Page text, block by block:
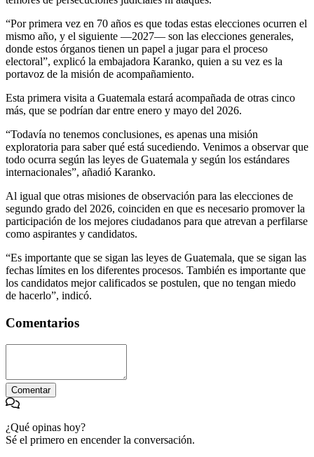
“Por primera vez en 70 años es que todas estas elecciones ocurren el
mismo año, y el siguiente —2027— son las elecciones generales,
donde estos órganos tienen un papel a jugar para el proceso
electoral”, explicó la embajadora Karanko, quien a su vez es la
portavoz de la misión de acompañamiento.
Esta primera visita a Guatemala estará acompañada de otras cinco
más, que se podrían dar entre enero y mayo del 2026.
“Todavía no tenemos conclusiones, es apenas una misión
exploratoria para saber qué está sucediendo. Venimos a observar que
todo ocurra según las leyes de Guatemala y según los estándares
internacionales”, añadió Karanko.
Al igual que otras misiones de observación para las elecciones de
segundo grado del 2026, coinciden en que es necesario promover la
participación de los mejores ciudadanos para que atrevan a perfilarse
como aspirantes y candidatos.
“Es importante que se sigan las leyes de Guatemala, que se sigan las
fechas límites en los diferentes procesos. También es importante que
los candidatos mejor calificados se postulen, que no tengan miedo
de hacerlo”, indicó.
Comentarios
Comentar
¿Qué opinas hoy?
Sé el primero en encender la conversación.